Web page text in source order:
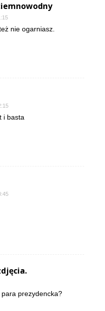
nie ogarniasz.
i basta
prezydencka?